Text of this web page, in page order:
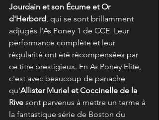
Jourdain et son Écume et Or
d'Herbord, qui se sont brillamment
adjugés l'As Poney 1 de CCE. Leur
performance complète et leur
régularité ont été récompensées par
ce titre prestigieux. En As Poney Elite,
c'est avec beaucoup de panache
qu'Allister Muriel et Coccinelle de la
Rive sont parvenus à mettre un terme à
la fantastique série de Boston du